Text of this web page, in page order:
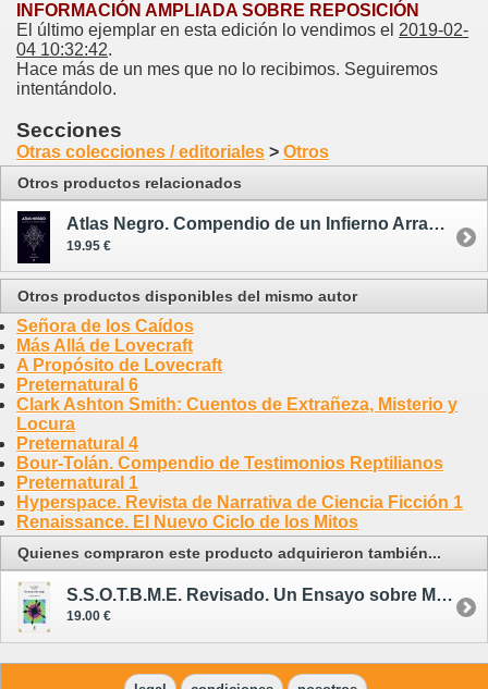
INFORMACIÓN AMPLIADA SOBRE REPOSICIÓN
El último ejemplar en esta edición lo vendimos el 2019-02-
04 10:32:42.
Hace más de un mes que no lo recibimos. Seguiremos
intentándolo.
Secciones
Otras colecciones / editoriales > Otros
Otros productos relacionados
Atlas Negro. Compendio de un Infierno Arrasado
19.95 €
Otros productos disponibles del mismo autor
Señora de los Caídos
Más Allá de Lovecraft
A Propósito de Lovecraft
Preternatural 6
Clark Ashton Smith: Cuentos de Extrañeza, Misterio y
Locura
Preternatural 4
Bour-Tolán. Compendio de Testimonios Reptilianos
Preternatural 1
Hyperspace. Revista de Narrativa de Ciencia Ficción 1
Renaissance. El Nuevo Ciclo de los Mitos
Quienes compraron este producto adquirieron también...
S.S.O.T.B.M.E. Revisado. Un Ensayo sobre Magia
19.00 €